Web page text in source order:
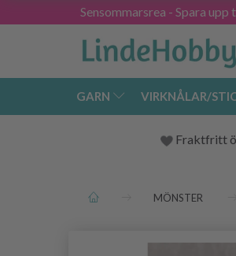
Sensommarsrea - Spara
GARN VIRKNÅLAR/
Fraktfritt
MÖNSTER